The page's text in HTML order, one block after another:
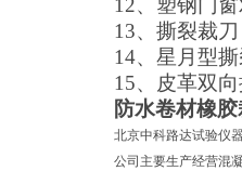
12、塑钢门
13、撕裂裁
14、星月型
15、皮革双
防水卷材橡
北京中科路达试验仪
公司主要生产经营混